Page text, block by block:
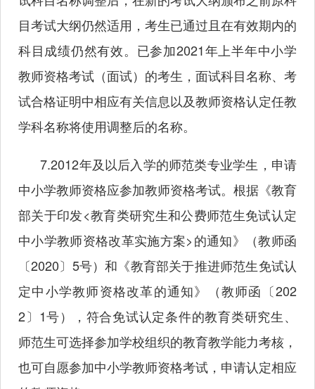
目考试大纲仍然适用，考生已通过且在有效期内的
科目成绩仍然有效。已参加2021年上半年中小学
教师资格考试（面试）的考生，面试科目名称、考
试合格证明中相应有关信息以及教师资格认定任教
学科名称将使用调整后的名称。
7.2012年及以后入学的师范类专业学生，申请
中小学教师资格应参加教师资格考试。根据《教育
部关于印发<教育类研究生和公费师范生免试认定
中小学教师资格改革实施方案>的通知》（教师函
〔2020〕5号）和《教育部关于推进师范生免试认
定中小学教师资格改革的通知》（教师函〔202
2〕1号），符合免试认定条件的教育类研究生、
师范生可选择参加学校组织的教育教学能力考核，
也可自愿参加中小学教师资格考试，申请认定相应